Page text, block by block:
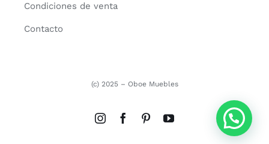
Condiciones de venta
Contacto
(c) 2025 – Oboe Muebles